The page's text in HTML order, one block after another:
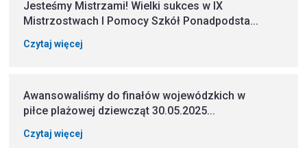
Jesteśmy Mistrzami! Wielki sukces w IX
Mistrzostwach I Pomocy Szkół Ponadpodsta...
Czytaj więcej
Awansowaliśmy do finałów wojewódzkich w
piłce plażowej dziewcząt 30.05.2025...
Czytaj więcej